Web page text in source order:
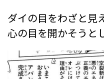
ダイの目をわざと見
心の目を開かそうと